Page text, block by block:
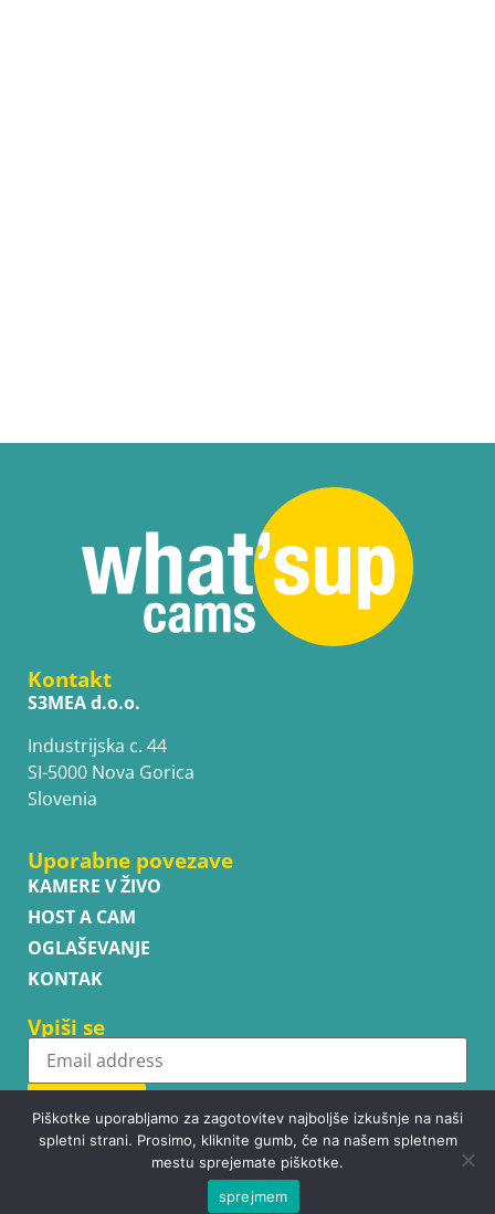
Kontakt
S3MEA d.o.o.
Industrijska c. 44
SI-5000 Nova Gorica
Slovenia
Uporabne povezave
KAMERE V ŽIVO
HOST A CAM
OGLAŠEVANJE
KONTAK
Vpiši se
Subscribe
Copyright © WhatsupCams 2016 - 2026. All right reserved.
Piškotke uporabljamo za zagotovitev najboljše izkušnje na naši
spletni strani. Prosimo, kliknite gumb, če na našem spletnem
mestu sprejemate piškotke.
sprejmem